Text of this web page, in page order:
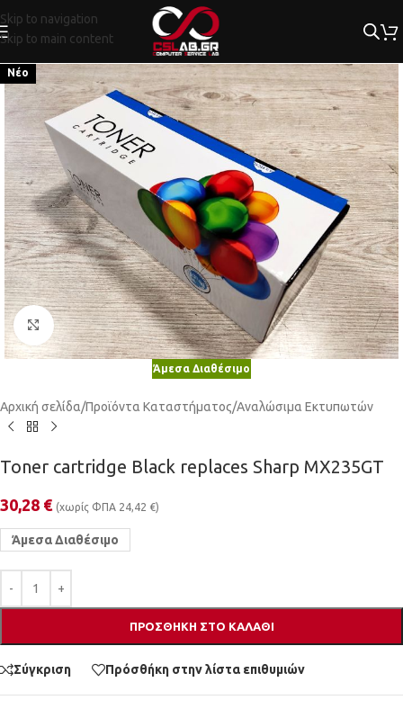
Skip to navigation
Skip to main content
Νέο
Κλικ για μεγέθυνση
Άμεσα Διαθέσιμο
Αρχική σελίδα/Προϊόντα Καταστήματος/Αναλώσιμα Εκτυπωτών
Toner cartridge Black replaces Sharp MX235GT
30,28 € (χωρίς ΦΠΑ 24,42 €)
Άμεσα Διαθέσιμο
ΠΡΟΣΘΉΚΗ ΣΤΟ ΚΑΛΆΘΙ
Σύγκριση Πρόσθήκη στην λίστα επιθυμιών